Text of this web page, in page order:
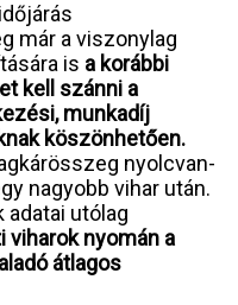
már a viszonylag
is a korábbi
kell szánni a
munkadíj
köszönhetően.
nyolcvan-
nagyobb vihar után.
utólag
viharok nyomán a
átlagos